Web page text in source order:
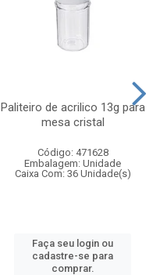
Paliteiro de acrilico 13g para
mesa cristal
Código: 471628
Embalagem: Unidade
Caixa Com: 36 Unidade(s)
Faça seu login ou
cadastre-se para
comprar.